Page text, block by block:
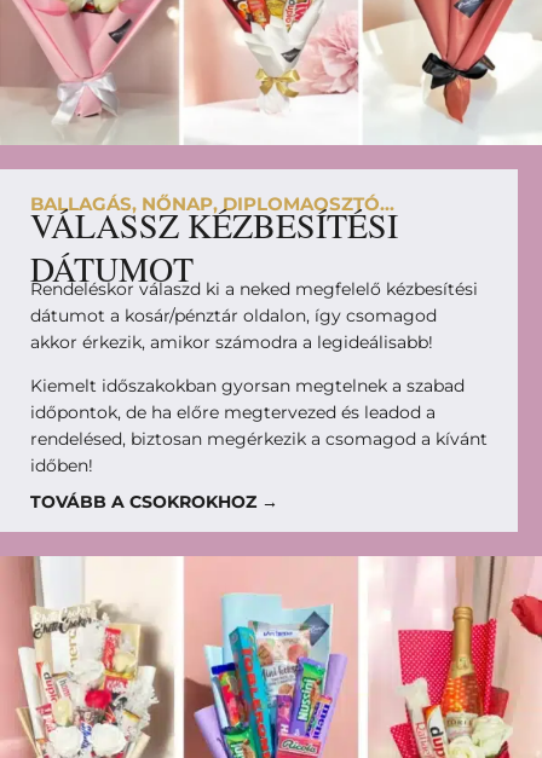
BALLAGÁS, NŐNAP, DIPLOMAOSZTÓ...
VÁLASSZ KÉZBESÍTÉSI
DÁTUMOT
Rendeléskor válaszd ki a neked megfelelő kézbesítési
dátumot a kosár/pénztár oldalon, így csomagod
akkor érkezik, amikor számodra a legideálisabb!
Kiemelt időszakokban gyorsan megtelnek a szabad
időpontok, de ha előre megtervezed és leadod a
rendelésed, biztosan megérkezik a csomagod a kívánt
időben!
TOVÁBB A CSOKROKHOZ →